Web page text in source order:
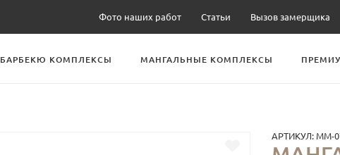
Фото наших работ Статьи Вызов замерщика
БАРБЕКЮ КОМПЛЕКСЫ МАНГАЛЬНЫЕ КОМПЛЕКСЫ
АРТИКУЛ: ММ-